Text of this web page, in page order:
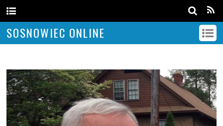
SOSNOWIEC ONLINE